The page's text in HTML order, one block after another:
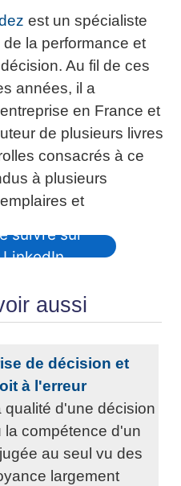
est un spécialiste
la performance et
Au fil de ces
années, il a
en France et
de plusieurs livres
consacrés à ce
à plusieurs
et
suivre sur
LinkedIn
aussi
de décision et
à l'erreur
qualité d'une décision
la compétence d'un
au seul vu des
largement